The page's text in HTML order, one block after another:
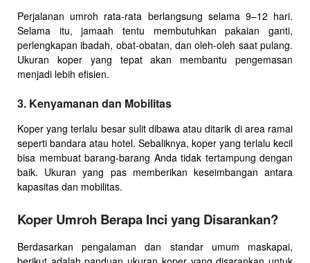
Perjalanan umroh rata-rata berlangsung selama 9–12 hari.
Selama itu, jamaah tentu membutuhkan pakaian ganti,
perlengkapan ibadah, obat-obatan, dan oleh-oleh saat pulang.
Ukuran koper yang tepat akan membantu pengemasan
menjadi lebih efisien.
3. Kenyamanan dan Mobilitas
Koper yang terlalu besar sulit dibawa atau ditarik di area ramai
seperti bandara atau hotel. Sebaliknya, koper yang terlalu kecil
bisa membuat barang-barang Anda tidak tertampung dengan
baik. Ukuran yang pas memberikan keseimbangan antara
kapasitas dan mobilitas.
Koper Umroh Berapa Inci yang Disarankan?
Berdasarkan pengalaman dan standar umum maskapai,